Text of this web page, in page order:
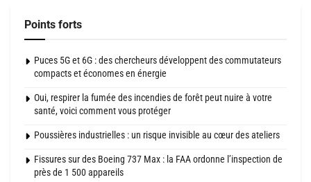
Points forts
Puces 5G et 6G : des chercheurs développent des commutateurs
compacts et économes en énergie
Oui, respirer la fumée des incendies de forêt peut nuire à votre
santé, voici comment vous protéger
Poussières industrielles : un risque invisible au cœur des ateliers
Fissures sur des Boeing 737 Max : la FAA ordonne l’inspection de
près de 1 500 appareils